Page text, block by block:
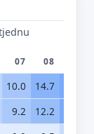
07 08
10.0 14.7
9.2 12.2